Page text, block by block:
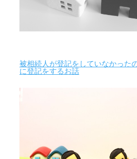
被相続人が登記をしていなかった
に登記をするお話